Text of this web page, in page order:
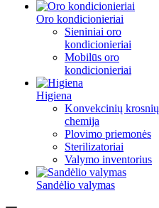
Oro kondicionieriai
Sieniniai oro
kondicionieriai
Mobilūs oro
kondicionieriai
Higiena
Konvekcinių krosnių
chemija
Plovimo priemonės
Sterilizatoriai
Valymo inventorius
Sandėlio valymas